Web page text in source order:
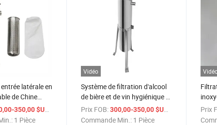
latérale en
de Chine
de filtre à
de filtre à
350,00 $US
1 Pièce
Vidéo
Système de filtration d'alcool
de bière et de vin hygiénique 2
pouce filtre à sac entrée
latérale cartouche filtre boîtier
Prix FOB: 300,00-350,00 $US
Commande Min.: 1 Pièce
Prix